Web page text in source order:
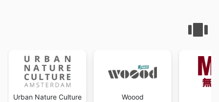
Urban Nature Culture Woood